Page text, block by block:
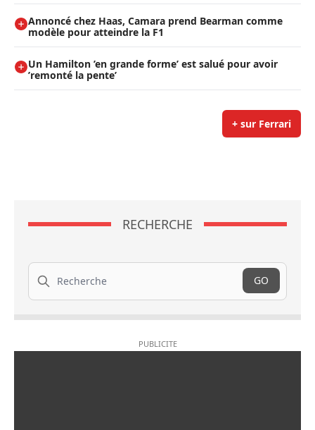
Annoncé chez Haas, Camara prend Bearman comme
modèle pour atteindre la F1
Un Hamilton ’en grande forme’ est salué pour avoir
’remonté la pente’
+ sur Ferrari
RECHERCHE
Recherche
GO